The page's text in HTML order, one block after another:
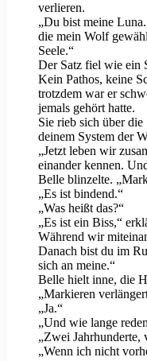
verlieren.
„Du bist meine
die mein Wolf
Seele.“
Der Satz fiel wie ein
Kein Pathos, keine
trotzdem war er
jemals gehört hatte.
Sie rieb sich über
deinem System der
„Jetzt leben wir
einander kennen.
Belle blinzelte.
„Es ist bindend.“
„Was heißt das?“
„Es ist ein Biss,“
Während wir
Danach bist du im
sich an meine.“
Belle hielt inne, die
„Markieren
„Ja.“
„Und wie lange
„Zwei Jahrhunderte,
„Wenn ich nicht